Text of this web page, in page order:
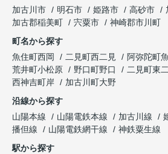
加古川市
明石市 姫路市 高砂市
加古郡稲美町
宍粟市
神崎郡市川町
町名から探す
魚住町西岡
二見町西二見 阿弥陀町
荒井町小松原
野口町野口 二見町東
西神吉町岸
加古川町大野
沿線から探す
山陽本線
山陽電鉄本線 加古川線
播但線
山陽電鉄網干線
神鉄粟生線
駅から探す